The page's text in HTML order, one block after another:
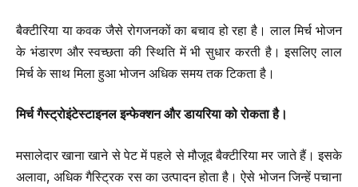
बैक्टीरिया या कवक जैसे रोगजनकों का बचाव हो रहा है। लाल मिर्च भोजन
के भंडारण और स्वच्छता की स्थिति में भी सुधार करती है। इसलिए लाल
मिर्च के साथ मिला हुआ भोजन अधिक समय तक टिकता है।
मिर्च गैस्ट्रोइंटेस्टाइनल इन्फेक्शन और डायरिया को रोकता है।
मसालेदार खाना खाने से पेट में पहले से मौजूद बैक्टीरिया मर जाते हैं। इसके
अलावा, अधिक गैस्ट्रिक रस का उत्पादन होता है। ऐसे भोजन जिन्हें पचाना